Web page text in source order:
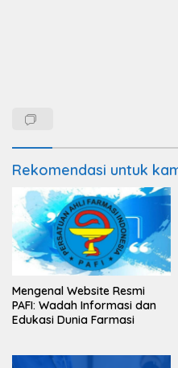
Rekomendasi untuk
Mengenal Website Resmi
PAFI: Wadah Informasi dan
Edukasi Dunia Farmasi